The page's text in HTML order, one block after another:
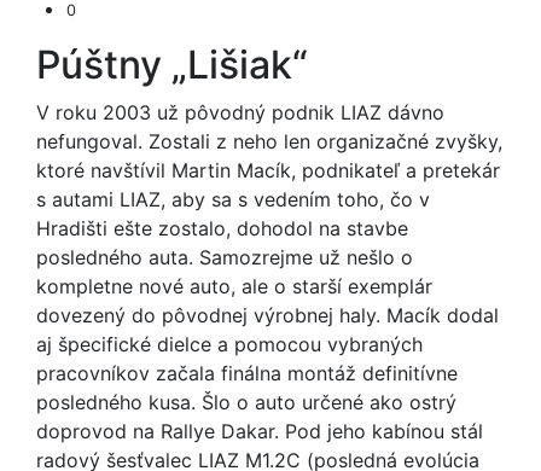
0
Púštny „Lišiak“
V roku 2003 už pôvodný podnik LIAZ dávno
nefungoval. Zostali z neho len organizačné zvyšky,
ktoré navštívil Martin Macík, podnikateľ a pretekár
s autami LIAZ, aby sa s vedením toho, čo v
Hradišti ešte zostalo, dohodol na stavbe
posledného auta. Samozrejme už nešlo o
kompletne nové auto, ale o starší exemplár
dovezený do pôvodnej výrobnej haly. Macík dodal
aj špecifické dielce a pomocou vybraných
pracovníkov začala finálna montáž definitívne
posledného kusa. Šlo o auto určené ako ostrý
doprovod na Rallye Dakar. Pod jeho kabínou stál
radový šesťvalec LIAZ M1.2C (posledná evolúcia